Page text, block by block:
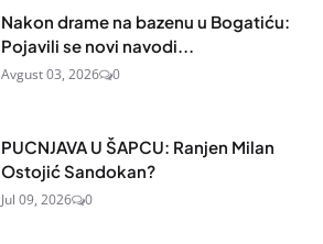
Nakon drame na bazenu u Bogatiću:
Pojavili se novi navodi...
Avgust 03, 2026 0
PUCNJAVA U ŠAPCU: Ranjen Milan
Ostojić Sandokan?
Jul 09, 2026 0